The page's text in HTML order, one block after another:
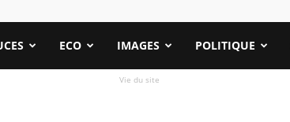
ECO IMAGES POLITIQUE
Vie du site